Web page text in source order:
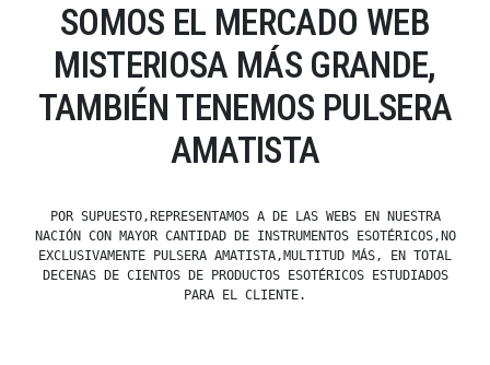
SOMOS EL MERCADO WEB
MISTERIOSA MÁS GRANDE,
TAMBIÉN TENEMOS PULSERA
AMATISTA
POR SUPUESTO,REPRESENTAMOS A DE LAS WEBS EN NUESTRA
NACIÓN CON MAYOR CANTIDAD DE INSTRUMENTOS ESOTÉRICOS,NO
EXCLUSIVAMENTE PULSERA AMATISTA,MULTITUD MÁS, EN TOTAL
DECENAS DE CIENTOS DE PRODUCTOS ESOTÉRICOS ESTUDIADOS
PARA EL CLIENTE.